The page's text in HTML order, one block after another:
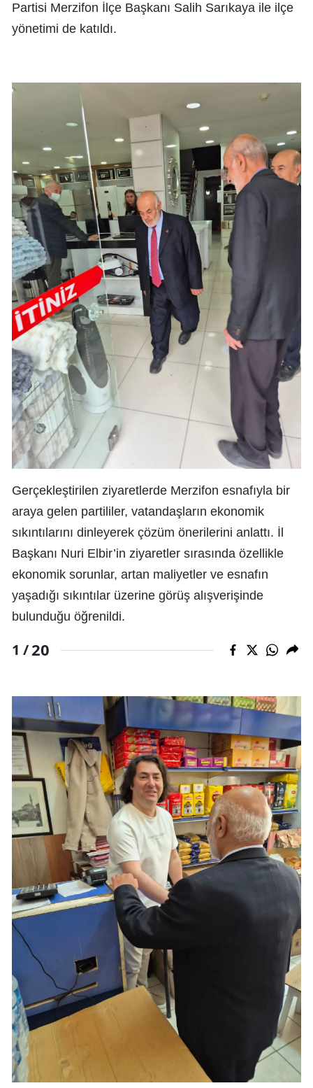
Partisi Merzifon İlçe Başkanı Salih Sarıkaya ile ilçe
yönetimi de katıldı.
Gerçekleştirilen ziyaretlerde Merzifon esnafıyla bir
araya gelen partililer, vatandaşların ekonomik
sıkıntılarını dinleyerek çözüm önerilerini anlattı. İl
Başkanı Nuri Elbir’in ziyaretler sırasında özellikle
ekonomik sorunlar, artan maliyetler ve esnafın
yaşadığı sıkıntılar üzerine görüş alışverişinde
bulunduğu öğrenildi.
1 /20